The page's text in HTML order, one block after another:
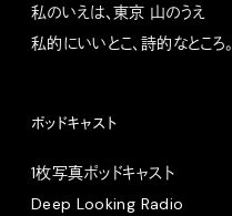
私のいえは、東京 山のうえ
私的にいいとこ、詩的なところ。
ポッドキャスト
1枚写真ポッドキャスト
Deep Looking Radio